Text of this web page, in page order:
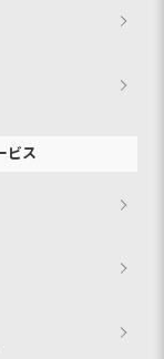
ビス